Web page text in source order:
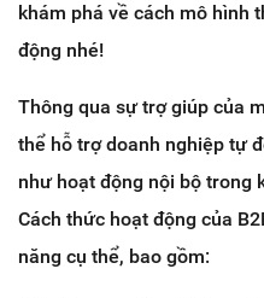
khám phá về cách mô hình
động nhé!
Thông qua sự trợ giúp của
thể hỗ trợ doanh nghiệp tự
như hoạt động nội bộ trong
Cách thức hoạt động của
năng cụ thể, bao gồm: